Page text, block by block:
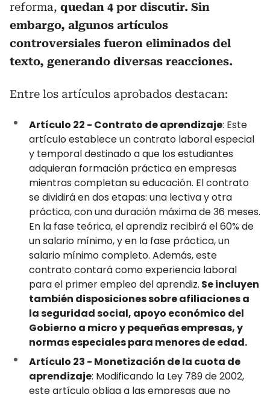
reforma, quedan 4 por discutir. Sin
embargo, algunos artículos
controversiales fueron eliminados del
texto, generando diversas reacciones.
Entre los artículos aprobados destacan:
Artículo 22 - Contrato de aprendizaje: Este
artículo establece un contrato laboral especial
y temporal destinado a que los estudiantes
adquieran formación práctica en empresas
mientras completan su educación. El contrato
se dividirá en dos etapas: una lectiva y otra
práctica, con una duración máxima de 36 meses.
En la fase teórica, el aprendiz recibirá el 60% de
un salario mínimo, y en la fase práctica, un
salario mínimo completo. Además, este
contrato contará como experiencia laboral
para el primer empleo del aprendiz. Se incluyen
también disposiciones sobre afiliaciones a
la seguridad social, apoyo económico del
Gobierno a micro y pequeñas empresas, y
normas especiales para menores de edad.
Artículo 23 - Monetización de la cuota de
aprendizaje: Modificando la Ley 789 de 2002,
este artículo obliga a las empresas que no